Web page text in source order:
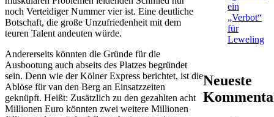
noch Verteidiger Nummer vier ist. Eine deutliche
Botschaft, die große Unzufriedenheit mit dem
teuren Talent andeuten würde.
Andererseits könnten die Gründe für die
Ausbootung auch abseits des Platzes begründet
sein. Denn wie der Kölner Express berichtet, ist die
Ablöse für van den Berg an Einsatzzeiten
geknüpft. Heißt: Zusätzlich zu den gezahlten acht
Millionen Euro könnten zwei weitere Millionen
ein
„Verbot“
für
Leweling
Neueste